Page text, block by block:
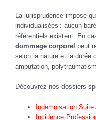
La jurisprudence impose
individualisées : aucun
référentiels existent. En
dommage corporel peut
selon la nature et la durée
amputation,
Découvrez nos dossiers
Indemnisation
Incidence